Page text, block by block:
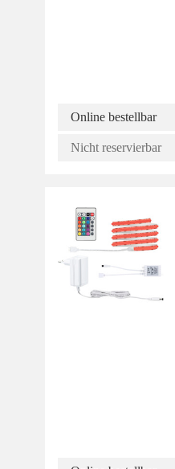
Online bestellbar
Nicht reservierbar